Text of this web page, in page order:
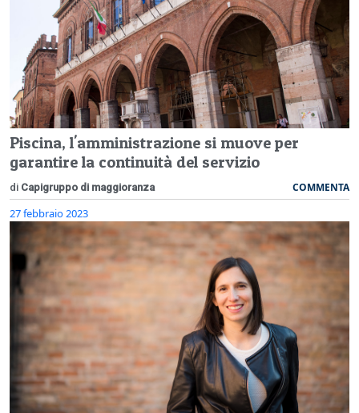
Piscina, l'amministrazione si muove per
garantire la continuità del servizio
di Capigruppo di maggioranza COMMENTA
27 febbraio 2023